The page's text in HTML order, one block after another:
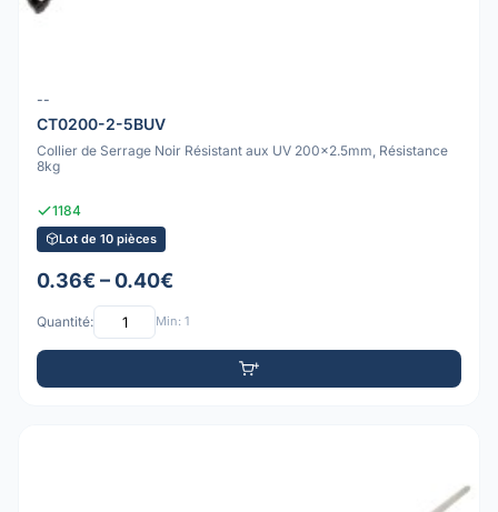
--
CT0200-2-5BUV
Collier de Serrage Noir Résistant aux UV 200x2.5mm, Résistance
8kg
1184
Lot de 10 pièces
0.36€ – 0.40€
Quantité: Min: 1